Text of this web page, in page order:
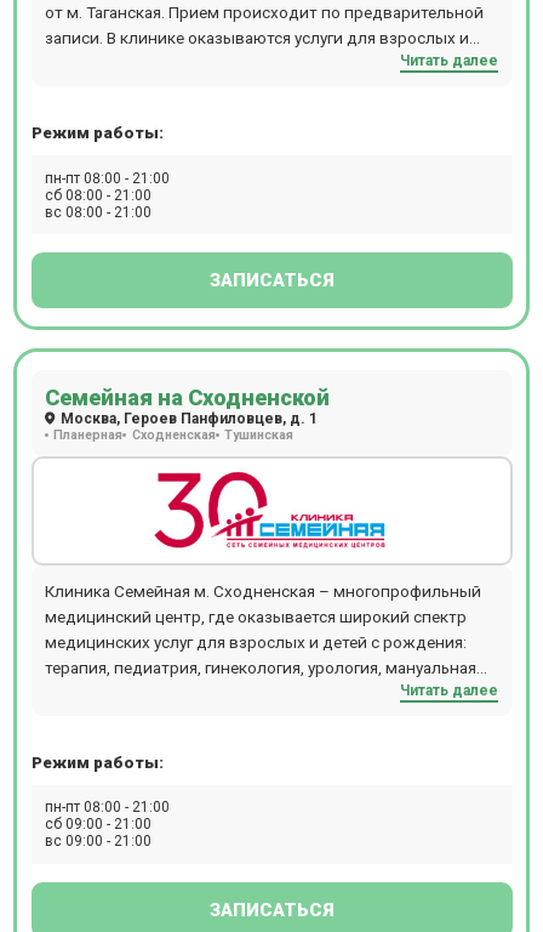
от м. Таганская. Прием происходит по предварительной
записи. В клинике оказываются услуги для взрослых и
Читать далее
Режим работы:
пн-пт 08:00 - 21:00
сб 08:00 - 21:00
вс 08:00 - 21:00
ЗАПИСАТЬСЯ
Семейная на Сходненской
Москва, Героев Панфиловцев, д. 1
Планерная Сходненская Тушинская
Клиника Семейная м. Сходненская – многопрофильный
медицинский центр, где оказывается широкий спектр
медицинских услуг для взрослых и детей с рождения:
терапия, педиатрия, гинекология, урология, мануальная
терапия, дерматология и косметология, проктология,
физиотерапия и т.д. В отделении проводятся следующие
эндоскопия, УЗИ, ЭКГ, эхокардиография, биопсия,
допплерография, ректороманоскопия, суточное
лабораторный кабинет (иммунологические,
Читать далее
Режим работы:
пн-пт 08:00 - 21:00
сб 09:00 - 21:00
вс 09:00 - 21:00
ЗАПИСАТЬСЯ